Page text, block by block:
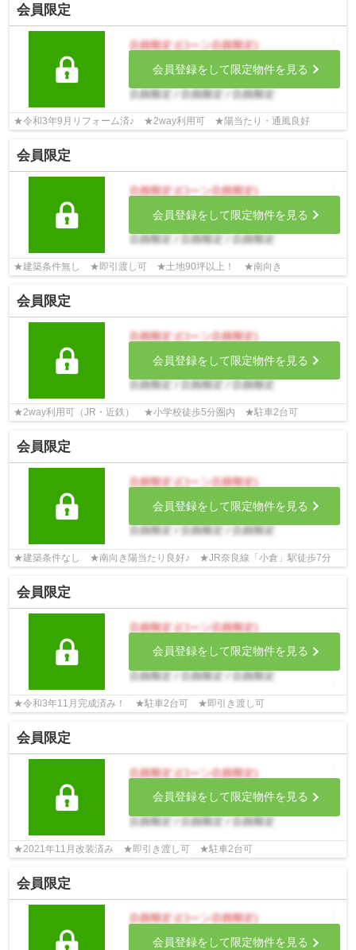
会員限定
会員登録をして限定物件を見る
★令和3年9月リフォーム済♪ ★2way利用可 ★陽当たり・通風良好
会員限定
会員登録をして限定物件を見る
★建築条件無し ★即引渡し可 ★土地90坪以上！ ★南向き
会員限定
会員登録をして限定物件を見る
★2way利用可（JR・近鉄） ★小学校徒歩5分圏内 ★駐車2台可
会員限定
会員登録をして限定物件を見る
★建築条件なし ★南向き陽当たり良好♪ ★JR奈良線「小倉」駅徒歩7分
会員限定
会員登録をして限定物件を見る
★令和3年11月完成済み！ ★駐車2台可 ★即引き渡し可
会員限定
会員登録をして限定物件を見る
★2021年11月改装済み ★即引き渡し可 ★駐車2台可
会員限定
会員登録をして限定物件を見る